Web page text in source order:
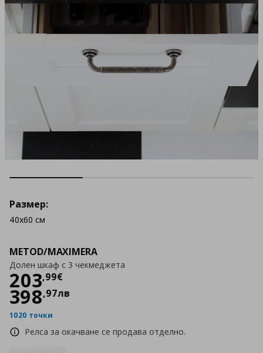
METOD/MAXIMERA
Долен шкаф с 3 чекмеджета
203,99€
Цена203,99 €
398,97лв
1020 точки
Релса за окачване се продава отделно.
Размер:
40x60 см